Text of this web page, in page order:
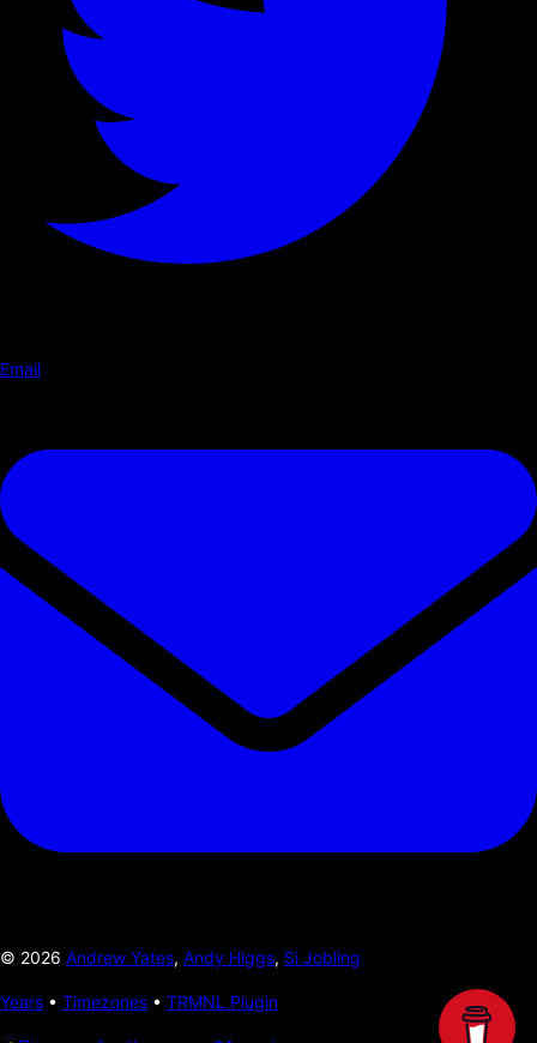
Email
© 2026 Andrew Yates, Andy Higgs, Si Jobling
Years • Timezones • TRMNL Plugin